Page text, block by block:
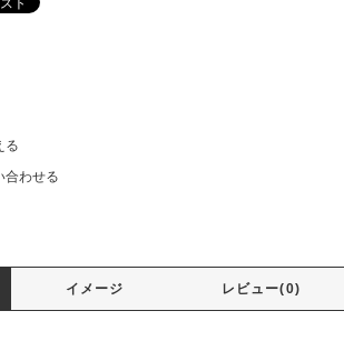
る
合わせる
イメージ レビュー(0)